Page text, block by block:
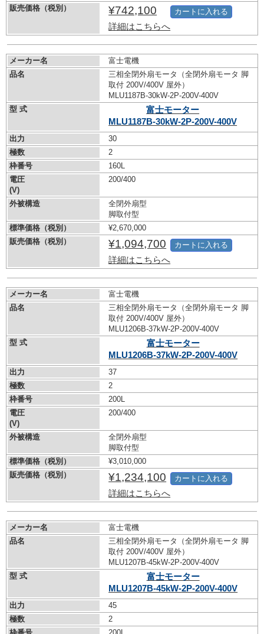
販売価格（税別）
¥742,100
詳細はこちらへ
カートに入れる
メーカー名
富士電機
品名
三相全閉外扇モータ（全閉外扇モータ 脚
取付 200V/400V 屋外）
MLU1187B-30kW-2P-200V-400V
型 式
富士モーター
MLU1187B-30kW-2P-200V-400V
出力
30
極数
2
枠番号
160L
電圧
(V)
200/400
外被構造
全閉外扇型
脚取付型
標準価格（税別）
¥2,670,000
販売価格（税別）
¥1,094,700
詳細はこちらへ
カートに入れる
メーカー名
富士電機
品名
三相全閉外扇モータ（全閉外扇モータ 脚
取付 200V/400V 屋外）
MLU1206B-37kW-2P-200V-400V
型 式
富士モーター
MLU1206B-37kW-2P-200V-400V
出力
37
極数
2
枠番号
200L
電圧
(V)
200/400
外被構造
全閉外扇型
脚取付型
標準価格（税別）
¥3,010,000
販売価格（税別）
¥1,234,100
詳細はこちらへ
カートに入れる
メーカー名
富士電機
品名
三相全閉外扇モータ（全閉外扇モータ 脚
取付 200V/400V 屋外）
MLU1207B-45kW-2P-200V-400V
型 式
富士モーター
MLU1207B-45kW-2P-200V-400V
出力
45
極数
2